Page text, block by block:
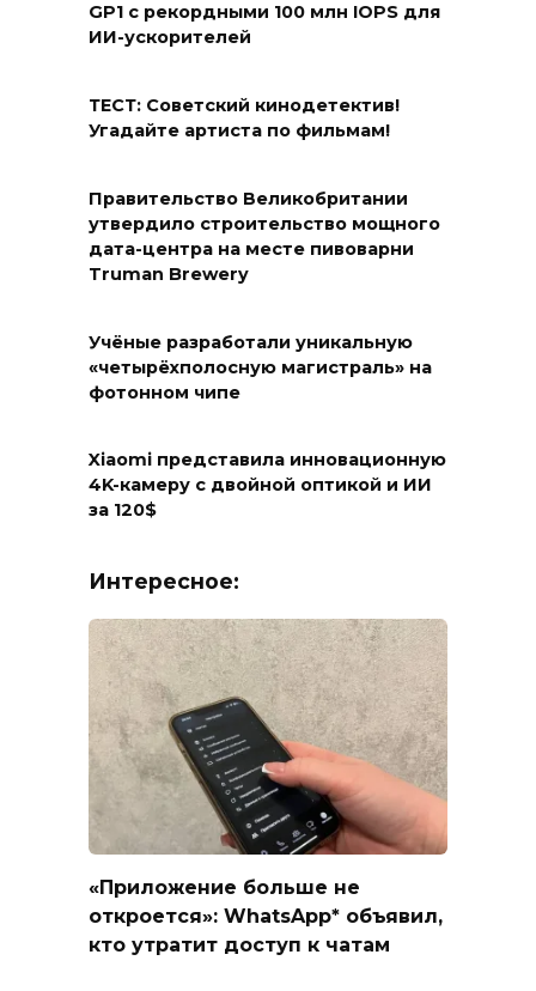
GP1 с рекордными 100 млн IOPS для
ИИ-ускорителей
ТЕСТ: Советский кинодетектив!
Угадайте артиста по фильмам!
Правительство Великобритании
утвердило строительство мощного
дата-центра на месте пивоварни
Truman Brewery
Учёные разработали уникальную
«четырёхполосную магистраль» на
фотонном чипе
Xiaomi представила инновационную
4K-камеру с двойной оптикой и ИИ
за 120$
Интересное:
«Приложение больше не
откроется»: WhatsApp* объявил,
кто утратит доступ к чатам